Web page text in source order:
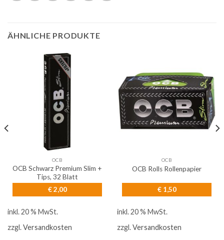
ÄHNLICHE PRODUKTE
OCB
OCB Schwarz Premium Slim +
Tips, 32 Blatt
€2,00
inkl. 20 % MwSt.
zzgl.Versandkosten
OCB
OCB Rolls Rollenpapier
€1,50
inkl. 20 % MwSt.
zzgl.Versandkosten